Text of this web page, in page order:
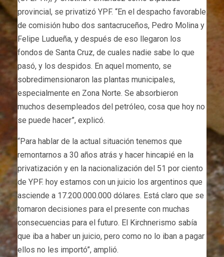
provincial, se privatizó YPF. “En el despacho favorable
de comisión hubo dos santacruceños, Pedro Molina y
Felipe Ludueña, y después de eso llegaron los
fondos de Santa Cruz, de cuales nadie sabe lo que
pasó, y los despidos. En aquel momento, se
sobredimensionaron las plantas municipales,
especialmente en Zona Norte. Se absorbieron
muchos desempleados del petróleo, cosa que hoy no
se puede hacer”, explicó.
“Para hablar de la actual situación tenemos que
remontarnos a 30 años atrás y hacer hincapié en la
privatización y en la nacionalización del 51 por ciento
de YPF. hoy estamos con un juicio los argentinos que
asciende a 17.200.000.000 dólares. Está claro que se
tomaron decisiones para el presente con muchas
consecuencias para el futuro. El Kirchnerismo sabía
que iba a haber un juicio, pero como no lo iban a pagar
ellos no les importó”, amplió.